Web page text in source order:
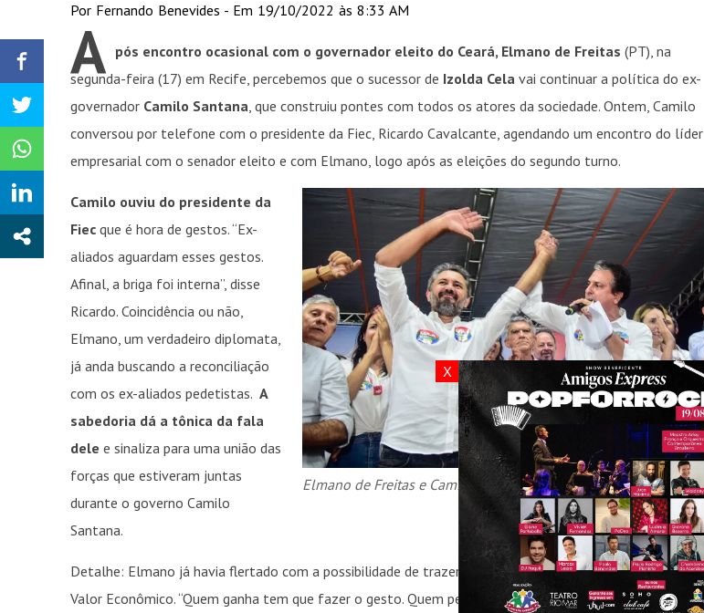
Por Fernando Benevides - Em 19/10/2022 às 8:33 AM
A pós encontro ocasional com o governador eleito do Ceará, Elmano de Freitas (PT), na
segunda-feira (17) em Recife, percebemos que o sucessor de Izolda Cela vai continuar a política do ex-
governador Camilo Santana, que construiu pontes com todos os atores da sociedade. Ontem, Camilo
conversou por telefone com o presidente da Fiec, Ricardo Cavalcante, agendando um encontro do líder
empresarial com o senador eleito e com Elmano, logo após as eleições do segundo turno.
Elmano de Freitas e Camilo Santana
Camilo ouviu do presidente da
Fiec que é hora de gestos. “Ex-
aliados aguardam esses gestos.
Afinal, a briga foi interna”, disse
Ricardo. Coincidência ou não,
Elmano, um verdadeiro diplomata,
já anda buscando a reconciliação
com os ex-aliados pedetistas. A
sabedoria dá a tônica da fala
dele e sinaliza para uma união das
forças que estiveram juntas
durante o governo Camilo
Santana.
Detalhe: Elmano já havia flertado com a possibilidade de trazer Ciro de volta em entrevista ao jornal
Valor Econômico. “Quem ganha tem que fazer o gesto. Quem perde fica dolorido. Acho que temos que
X